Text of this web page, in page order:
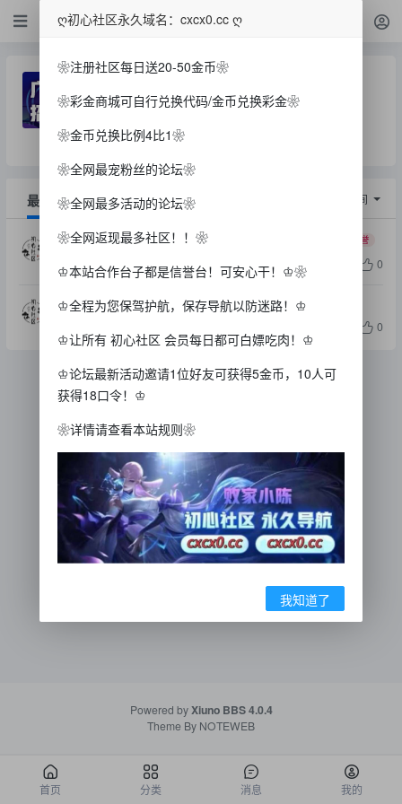
广告
广告
主题数: 2 今日贴子: 0
论坛版主： 暂未分配小主...
最新 精华 发帖时间
【PG娱乐城704】—✅—注册送27⚜️首存送28% 信誉
4.8w 0
【718葡京】 —✅— 送28+首存送28% 信誉
0
Powered byXiuno BBS4.0.4
Theme By NOTEWEB
ღ初心社区永久域名：cxcx0.cc ღ
❀注册社区每日送20-50金币❀
❀彩金商城可自行兑换代码/金币兑换彩金❀
❀金币兑换比例4比1❀
❀全网最宠粉丝的论坛❀
❀全网最多活动的论坛❀
❀全网返现最多社区！！❀
♔本站合作台子都是信誉台！可安心干！♔❀
♔全程为您保驾护航，保存导航以防迷路！♔
♔让所有 初心社区 会员每日都可白嫖吃肉！♔
♔论坛最新活动邀请1位好友可获得5金币，10人可
获得18口令！♔
❀详情请查看本站规则❀
我知道了
首页 分类 消息 我的